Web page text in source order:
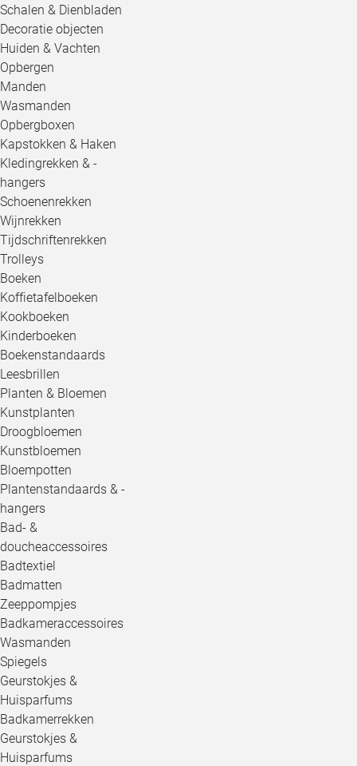
Schalen & Dienbladen
Decoratie objecten
Huiden & Vachten
Opbergen
Manden
Wasmanden
Opbergboxen
Kapstokken & Haken
Kledingrekken & -
hangers
Schoenenrekken
Wijnrekken
Tijdschriftenrekken
Trolleys
Boeken
Koffietafelboeken
Kookboeken
Kinderboeken
Boekenstandaards
Leesbrillen
Planten & Bloemen
Kunstplanten
Droogbloemen
Kunstbloemen
Bloempotten
Plantenstandaards & -
hangers
Bad- &
doucheaccessoires
Badtextiel
Badmatten
Zeeppompjes
Badkameraccessoires
Wasmanden
Spiegels
Geurstokjes &
Huisparfums
Badkamerrekken
Geurstokjes &
Huisparfums